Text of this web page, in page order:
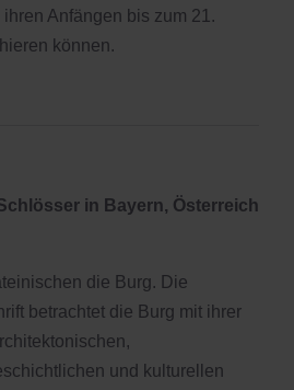
Anfängen bis zum 21.
können.
in Bayern, Österreich
die Burg. Die
betrachtet die Burg mit ihrer
und kulturellen